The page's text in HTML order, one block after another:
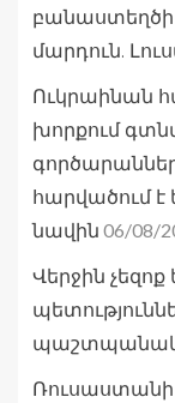
բանաստեղծի
մարդուն.
Ուկրաինան
խորքում
հարվածում է
նավին 06/08/
Վերջին չեզոք